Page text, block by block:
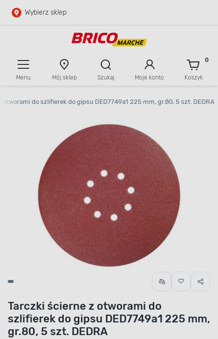
Przejdź do głównej zawartości
Wybierz sklep
Menu Mój sklep Szukaj Moje konto Koszyk
0
otworami do szlifierek do gipsu DED7749a1 225 mm, gr.80, 5 szt. DEDRA
Tarczki ścierne z otworami do
szlifierek do gipsu DED7749a1 225 mm,
gr.80, 5 szt. DEDRA